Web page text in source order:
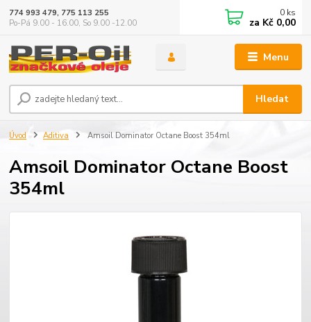
Menu
Hledat
774 993 479, 775 113 255
Po-Pá 9.00 - 16.00, So 9.00 -12.00
0 ks
za Kč 0,00
Úvod Aditiva Amsoil Dominator Octane Boost 354ml
Amsoil Dominator Octane Boost
354ml